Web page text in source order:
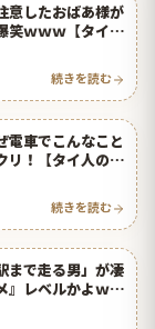
意したおばあ様が
笑ｗｗｗ【タイ人
続きを読む
電車でこんなこと
リ！【タイ人の反
続きを読む
まで走る男」が凄
』レベルかよｗｗ